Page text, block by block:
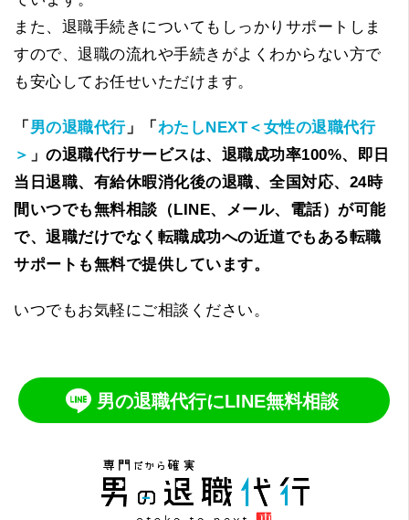
また、退職手続きについてもしっかりサポートしま
すので、退職の流れや手続きがよくわからない方で
も安心してお任せいただけます。
「 男の退職代行」「 わたしNEXT＜女性の退職代行
＞ 」の退職代行サービスは、退職成功率100%、即日
当日退職、有給休暇消化後の退職、全国対応、24時
間いつでも無料相談（LINE、メール、電話）が可能
で、退職だけでなく転職成功への近道でもある転職
サポートも無料で提供しています。
いつでもお気軽にご相談ください。
男の退職代行にLINE無料相談